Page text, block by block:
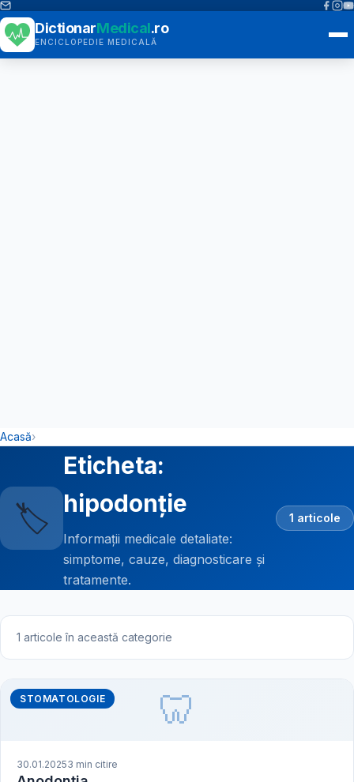
DictionarMedical.ro
ENCICLOPEDIE MEDICALĂ
Acasă›
🏷️
Eticheta:
hipodonție
Informații medicale detaliate:
simptome, cauze, diagnosticare și
tratamente.
1 articole
1 articole în această categorie
🦷
STOMATOLOGIE
30.01.20253 min citire